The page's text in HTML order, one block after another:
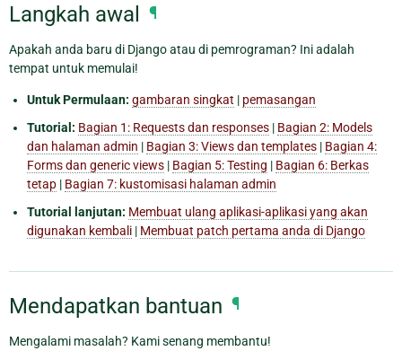
Langkah awal ¶
Apakah anda baru di Django atau di pemrograman? Ini adalah
tempat untuk memulai!
Untuk Permulaan: gambaran singkat | pemasangan
Tutorial: Bagian 1: Requests dan responses | Bagian 2: Models
dan halaman admin | Bagian 3: Views dan templates | Bagian 4:
Forms dan generic views | Bagian 5: Testing | Bagian 6: Berkas
tetap | Bagian 7: kustomisasi halaman admin
Tutorial lanjutan: Membuat ulang aplikasi-aplikasi yang akan
digunakan kembali | Membuat patch pertama anda di Django
Mendapatkan bantuan ¶
Mengalami masalah? Kami senang membantu!